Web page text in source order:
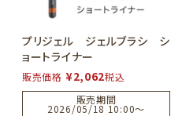
プリジェル ジェルブラシ シ
ョートライナー
販売価格 ¥2,062税込
販売期間
2026/05/18 10:00〜